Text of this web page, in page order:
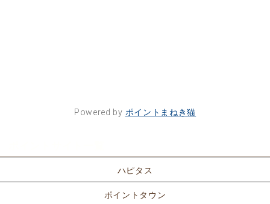
Powered by ポイントまねき猫
ハピタス
ポイントタウン